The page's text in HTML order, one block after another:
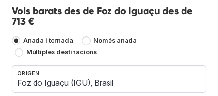
Vols barats des de Foz do Iguaçu des de
713 €
Anada i tornada
Només anada
Múltiples destinacions
ORIGEN